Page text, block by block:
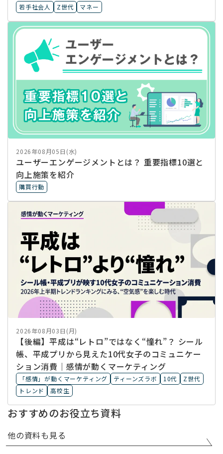
若手社会人 Z世代 マネー
2026年08月05日(水)
ユーザーエンゲージメントとは？ 重要指標10選と
向上施策を紹介
購買行動
2026年08月03日(月)
【後編】平成は“レトロ”ではなく“憧れ”？ シール
帳、平成プリから見えた10代女子のコミュニケー
ション消費｜感情が動くマーケティング
「感情」が動くマーケティング ティーンズラボ 10代
Z世代
トレンド
高校生
おすすめのお役立ち資料
他の資料も見る